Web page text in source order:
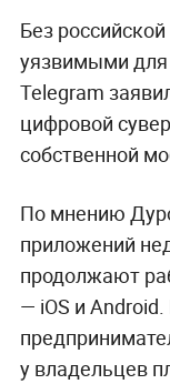
Без
уязвимыми
Telegram
цифровой
собственной
По мнению
приложений
продолжают
— iOS и
у владельцев